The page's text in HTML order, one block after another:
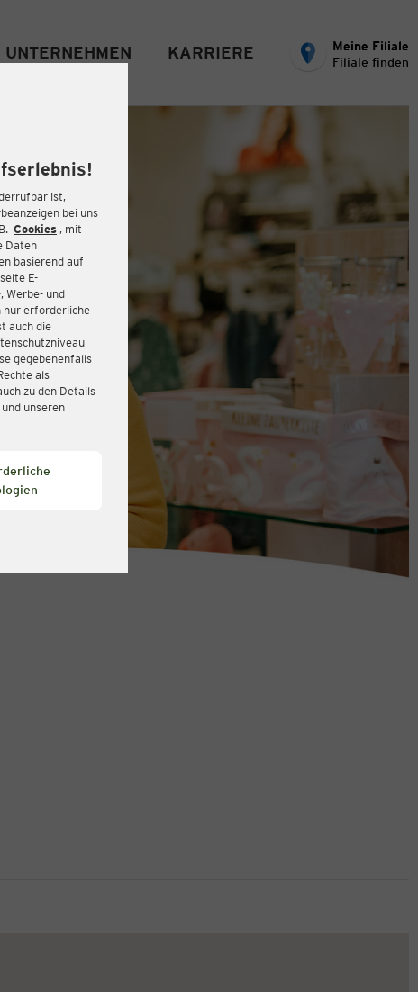
ist,
bei uns
Cookies , mit
Daten
basierend auf
E-
Werbe- und
nur erforderliche
auch die
gegebenenfalls
als
zu den Details
und unseren
UNTERNEHMEN KARRIERE
Meine Filiale
Filiale finden